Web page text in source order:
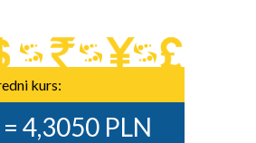
kurs:
= 4,3050 PLN